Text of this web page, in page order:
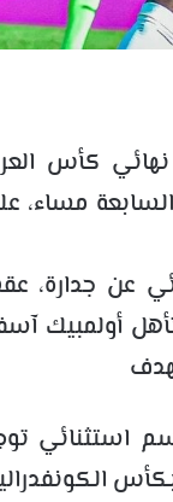
كأس
الساعة
عن
أولمبيك
استثنائي توج